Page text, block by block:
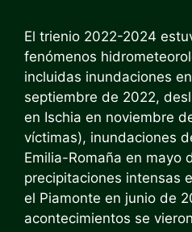
El trienio 2022-2024
fenómenos
incluidas inundaciones
septiembre de 2022,
en Ischia en noviembre
víctimas), inundaciones
Emilia-Romaña en mayo
precipitaciones intensas
el Piamonte en junio de
acontecimientos se